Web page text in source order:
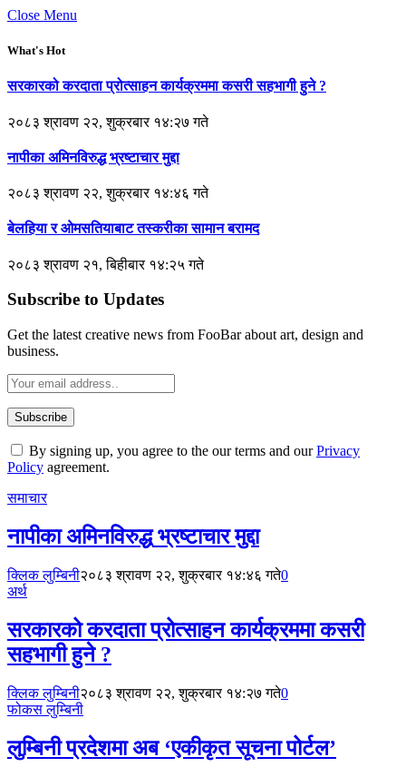
Close Menu
What's Hot
सरकारको करदाता प्रोत्साहन कार्यक्रममा कसरी सहभागी हुने ?
२०८३ श्रावण २२, शुक्रबार १४:२७ गते
नापीका अमिनविरुद्ध भ्रष्टाचार मुद्दा
२०८३ श्रावण २२, शुक्रबार १४:४६ गते
बेलहिया र ओमसतियाबाट तस्करीका सामान बरामद
२०८३ श्रावण २१, बिहीबार १४:२५ गते
Subscribe to Updates
Get the latest creative news from FooBar about art, design and
business.
By signing up, you agree to the our terms and ourPrivacy
Policy agreement.
समाचार
नापीका अमिनविरुद्ध भ्रष्टाचार मुद्दा
क्लिक लुम्बिनी२०८३ श्रावण २२, शुक्रबार १४:४६ गते0
अर्थ
सरकारको करदाता प्रोत्साहन कार्यक्रममा कसरी
सहभागी हुने ?
क्लिक लुम्बिनी२०८३ श्रावण २२, शुक्रबार १४:२७ गते0
फोकस लुम्बिनी
लुम्बिनी प्रदेशमा अब ‘एकीकृत सूचना पोर्टल’